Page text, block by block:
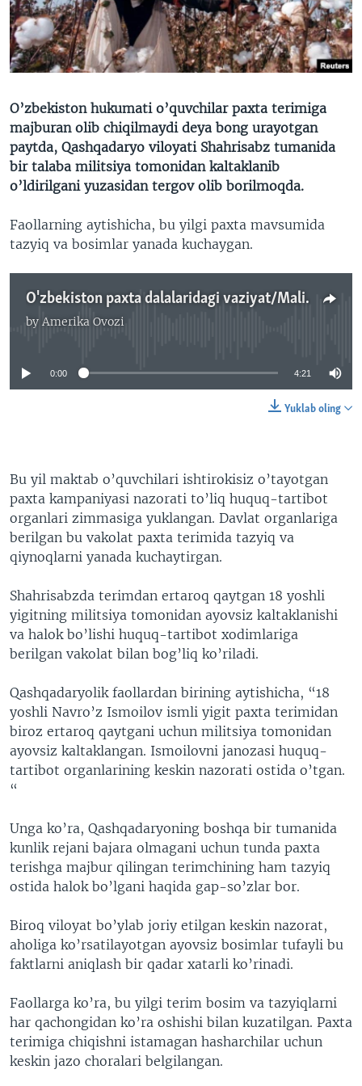
VIDEO
XABARLAR SURATLARDA
ODNOKLASSNIKI
TELEGRAM
TWITTER
SOUNDCLOUD
VOA
O’zbekiston hukumati o’quvchilar paxta terimiga
majburan olib chiqilmaydi deya bong urayotgan
paytda, Qashqadaryo viloyati Shahrisabz tumanida
bir talaba militsiya tomonidan kaltaklanib
o’ldirilgani yuzasidan tergov olib borilmoqda.
Faollarning aytishicha, bu yilgi paxta mavsumida
tazyiq va bosimlar yanada kuchaygan.
O'zbekiston paxta dalalaridagi vaziyat/Malik Mansur
by Amerika Ovozi
No media source currently available
0:00 4:21
Yuklab oling
Bu yil maktab o’quvchilari ishtirokisiz o’tayotgan
paxta kampaniyasi nazorati to’liq huquq-tartibot
organlari zimmasiga yuklangan. Davlat organlariga
berilgan bu vakolat paxta terimida tazyiq va
qiynoqlarni yanada kuchaytirgan.
Shahrisabzda terimdan ertaroq qaytgan 18 yoshli
yigitning militsiya tomonidan ayovsiz kaltaklanishi
va halok bo’lishi huquq-tartibot xodimlariga
berilgan vakolat bilan bog’liq ko’riladi.
Qashqadaryolik faollardan birining aytishicha, “18
yoshli Navro’z Ismoilov ismli yigit paxta terimidan
biroz ertaroq qaytgani uchun militsiya tomonidan
ayovsiz kaltaklangan. Ismoilovni janozasi huquq-
tartibot organlarining keskin nazorati ostida o’tgan.
“
Unga ko’ra, Qashqadaryoning boshqa bir tumanida
kunlik rejani bajara olmagani uchun tunda paxta
terishga majbur qilingan terimchining ham tazyiq
ostida halok bo’lgani haqida gap-so’zlar bor.
Biroq viloyat bo’ylab joriy etilgan keskin nazorat,
aholiga ko’rsatilayotgan ayovsiz bosimlar tufayli bu
faktlarni aniqlash bir qadar xatarli ko’rinadi.
Faollarga ko’ra, bu yilgi terim bosim va tazyiqlarni
har qachongidan ko’ra oshishi bilan kuzatilgan. Paxta
terimiga chiqishni istamagan hasharchilar uchun
keskin jazo choralari belgilangan.